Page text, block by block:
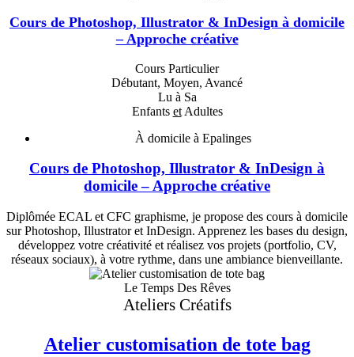
Cours de Photoshop, Illustrator & InDesign à domicile
– Approche créative
Cours Particulier
Débutant, Moyen, Avancé
Lu à Sa
Enfants etAdultes
À domicile à Epalinges
Cours de Photoshop, Illustrator & InDesign à
domicile – Approche créative
Diplômée ECAL et CFC graphisme, je propose des cours à domicile
sur Photoshop, Illustrator et InDesign. Apprenez les bases du design,
développez votre créativité et réalisez vos projets (portfolio, CV,
réseaux sociaux), à votre rythme, dans une ambiance bienveillante.
Le Temps Des Rêves
Ateliers Créatifs
Atelier customisation de tote bag